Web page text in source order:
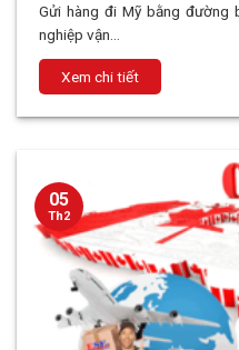
Gửi hàng đi Mỹ bằng đường
nghiệp vận...
05
Th2